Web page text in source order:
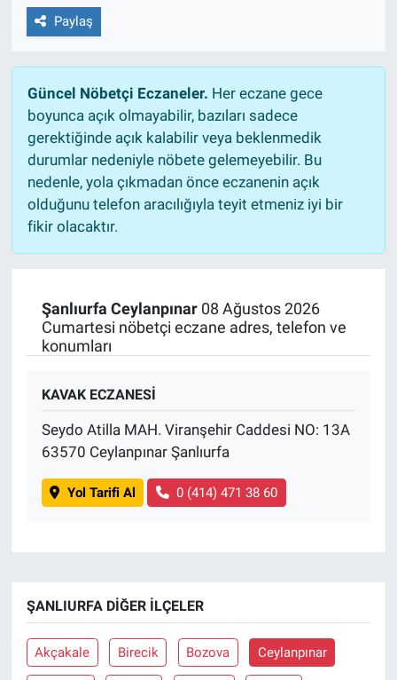
Paylaş
Güncel Nöbetçi Eczaneler. Her eczane gece
boyunca açık olmayabilir, bazıları sadece
gerektiğinde açık kalabilir veya beklenmedik
durumlar nedeniyle nöbete gelemeyebilir. Bu
nedenle, yola çıkmadan önce eczanenin açık
olduğunu telefon aracılığıyla teyit etmeniz iyi bir
fikir olacaktır.
Şanlıurfa Ceylanpınar08 Ağustos 2026
Cumartesi nöbetçi eczane adres, telefon ve
konumları
KAVAK ECZANESİ
Seydo Atilla MAH. Viranşehir Caddesi NO: 13A
63570 Ceylanpınar Şanlıurfa
Yol Tarifi Al 0 (414) 471 38 60
ŞANLIURFA DIĞER İLÇELER
Akçakale Birecik Bozova Ceylanpınar